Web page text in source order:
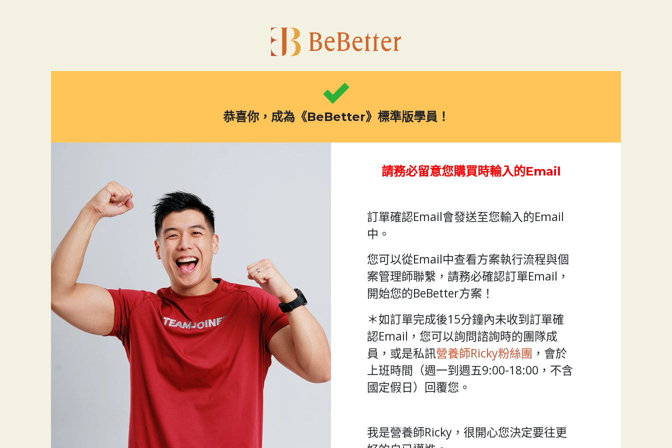
恭喜你，成為《BeBetter》標準版學員！
請務必留意您購買時輸入的Email
訂單確認Email會發送至您輸入的Email
中。
您可以從Email中查看方案執行流程與個
案管理師聯繫，請務必確認訂單Email，
開始您的BeBetter方案！
＊如訂單完成後15分鐘內未收到訂單確
認Email，您可以詢問諮詢時的團隊成
員，或是私訊營養師Ricky粉絲團 ，會於
上班時間（週一到週五9:00-18:00，不含
國定假日）回覆您。
我是營養師Ricky，很開心您決定要往更